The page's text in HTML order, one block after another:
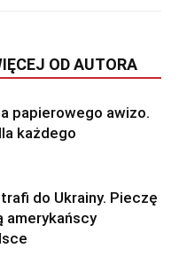
OD AUTORA
papierowego awizo.
każdego
do Ukrainy. Pieczę
amerykańscy